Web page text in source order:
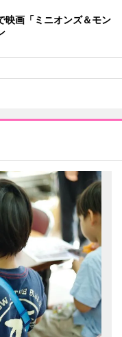
映画「ミニオンズ＆モン